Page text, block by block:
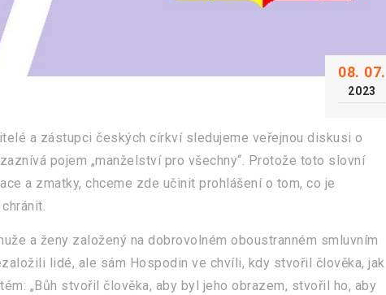
08. 07.
2023
a zástupci českých církví sledujeme veřejnou diskusi o
pojem „manželství pro všechny“. Protože toto slovní
a zmatky, chceme zde učinit prohlášení o tom, co je
a ženy založený na dobrovolném oboustranném smluvním
lidé, ale sám Hospodin ve chvíli, kdy stvořil člověka, jak
„Bůh stvořil člověka, aby byl jeho obrazem, stvořil ho, aby